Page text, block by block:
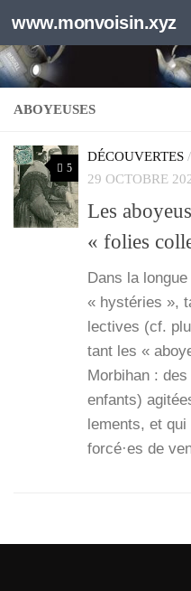
Au dessous du contenu
www.monvoisin.xyz
ABOYEUSES
5
DÉCOUVERTES /
29 OCTOBRE
Les
« folies
Dans la
« hys­té­ries »,
lec­tives (cf.
tant les «
Mor­bi­han :
enfants)
le­ments, et
forcé·es de